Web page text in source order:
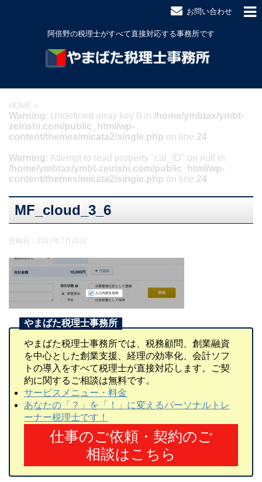
お問い合わせ
阿倍野の税理士がすべて直接対応する事務所です
HOME >
Warning: Undefined array key 0 in /home/ymbtax/ymbt-
zeirishi.com/public_html/wp-
content/themes/micata2/single.php on line 24
Warning: Attempt to read property "cat_ID" on null in
/home/ymbtax/ymbt-zeirishi.com/public_html/wp-
content/themes/micata2/single.php on line 24
MF_cloud_3_6
投稿日： 2017年7月20日
やまばた税理士事務所では、税務顧問、創業融資
を中心とした創業支援、経理の効率化、会計ソフ
トの導入をすべて税理士が直接対応します。ご契
約に関するご相談は無料です。
サービスメニュー・料金
あなたの「？」を「！」に変えるパーソナルトレ
ーナー税理士です！
仕事のご依頼・契約のご
相談はこちら